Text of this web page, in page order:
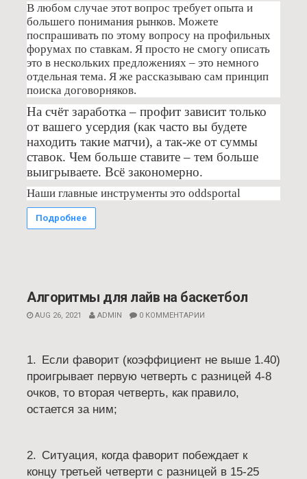
В любом случае этот вопрос требует опыта и
большего понимания рынков. Можете
поспрашивать по этому вопросу на профильных
форумах по ставкам. Я просто не смогу описать
это в нескольких предложениях – это немного
отдельная тема. Я же рассказываю сам принцип
поиска договорняков.
На счёт заработка – профит зависит только
от вашего усердия (как часто вы будете
находить такие матчи), а так-же от суммы
ставок. Чем больше ставите – тем больше
выигрываете. Всё закономерно.
Наши главные инструменты это oddsportal
Подробнее
Алгоритмы для лайв на баскетбол
AUG 26, 2021 ADMIN 0 КОММЕНТАРИИ
1. Если фаворит (коэффициент не выше 1.40)
проигрывает первую четверть с разницей 4-8
очков, то вторая четверть, как правило,
остается за ним;
2. Ситуация, когда фаворит побеждает к
концу третьей четверти с разницей в 15-25